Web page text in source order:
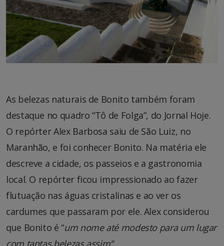
As belezas naturais de Bonito também foram
destaque no quadro “Tô de Folga”, do Jornal Hoje.
O repórter Alex Barbosa saiu de São Luiz, no
Maranhão, e foi conhecer Bonito. Na matéria ele
descreve a cidade, os passeios e a gastronomia
local. O repórter ficou impressionado ao fazer
flutuação nas águas cristalinas e ao ver os
cardumes que passaram por ele. Alex considerou
que Bonito é “um nome até modesto para um lugar
com tantas belezas assim”.